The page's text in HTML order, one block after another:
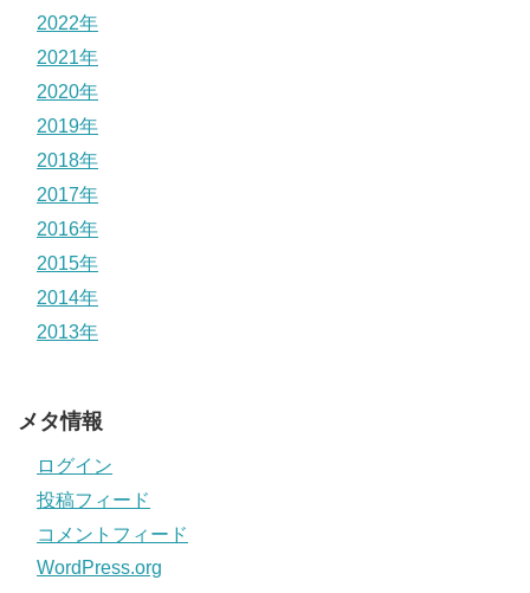
2022年
2021年
2020年
2019年
2018年
2017年
2016年
2015年
2014年
2013年
メタ情報
ログイン
投稿フィード
コメントフィード
WordPress.org